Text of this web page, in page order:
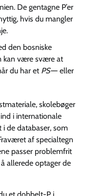
De gentagne P’er
hvis du mangler
den bosniske
kan være svære at
du har et PS-– eller
skolebøger
i internationale
de databaser, som
af specialtegn
passer problemfrit
allerede optager de